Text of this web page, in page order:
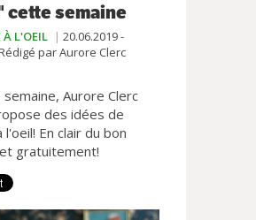
cette semaine
À L'OEIL
20.06.2019 -
par Aurore Clerc
semaine, Aurore Clerc
des idées de
En clair du bon
gratuitement!